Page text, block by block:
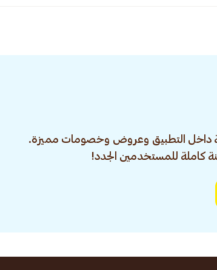
داخل التطبيق وعروض وخصومات مميزة.
كاملة للمستخدمين الجدد!